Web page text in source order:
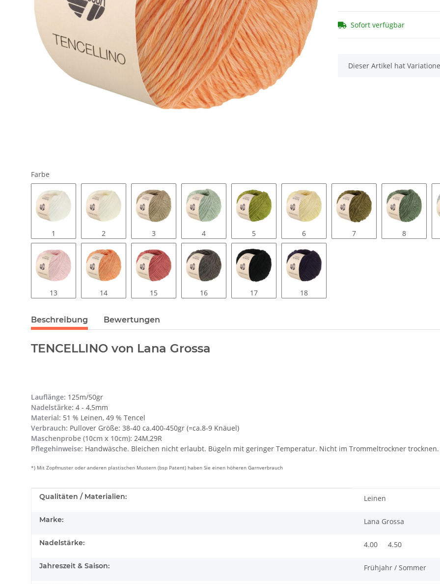
Sofort verfügbar
x
Dieser Artikel hat
Farbe
1 2 3 4 5 6 7 8
13 14 15 16 17 18
Beschreibung Bewertungen
TENCELLINO von Lana Grossa
Lauflänge: 125m/50gr
Nadelstärke: 4 - 4,5mm
Material: 51 % Leinen, 49 % Tencel
Verbrauch: Pullover Größe: 38-40 ca.400-450gr (=ca.8-9 Knäuel)
Maschenprobe (10cm x 10cm): 24M,29R
Pflegehinweise: Handwäsche. Bleichen nicht erlaubt. Bügeln mit geringer Temperatur. Nicht im Trommeltrockner
*) Mit Zopfmuster oder anderen plastischen Mustern (bsp Patent) haben Sie einen höheren Garnverbrauch
Produkteigenschaft
Wert
Qualitäten / Materialien: Leinen
Marke: Lana Grossa
Nadelstärke: 4.00 4.50
Jahreszeit & Saison: Frühjahr / Sommer